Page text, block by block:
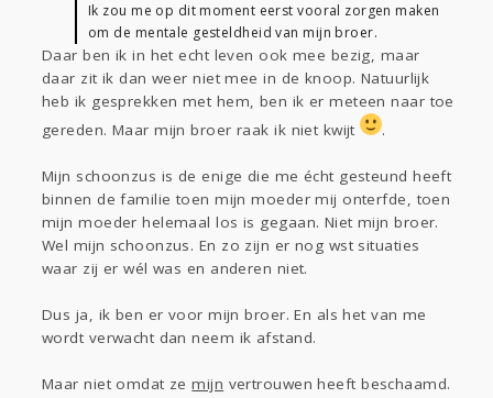
Ik zou me op dit moment eerst vooral zorgen maken
om de mentale gesteldheid van mijn broer.
Daar ben ik in het echt leven ook mee bezig, maar
daar zit ik dan weer niet mee in de knoop. Natuurlijk
heb ik gesprekken met hem, ben ik er meteen naar toe
gereden. Maar mijn broer raak ik niet kwijt
.
Mijn schoonzus is de enige die me écht gesteund heeft
binnen de familie toen mijn moeder mij onterfde, toen
mijn moeder helemaal los is gegaan. Niet mijn broer.
Wel mijn schoonzus. En zo zijn er nog wst situaties
waar zij er wél was en anderen niet.
Dus ja, ik ben er voor mijn broer. En als het van me
wordt verwacht dan neem ik afstand.
Maar niet omdat zemijn vertrouwen heeft beschaamd.